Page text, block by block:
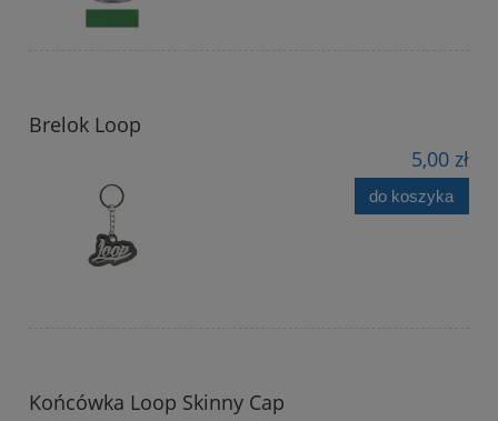
Brelok Loop
5,00 zł
do koszyka
Końcówka Loop Skinny Cap